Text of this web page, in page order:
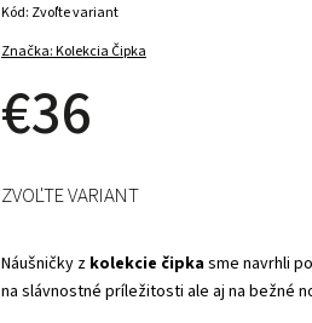
Značka:Kolekcia Čipka
€36
Kód: Zvoľte variant
Náušničky z kolekcie čipkasme navrhli
na slávnostné príležitosti ale aj na bežné
ZVOĽTE VARIANT